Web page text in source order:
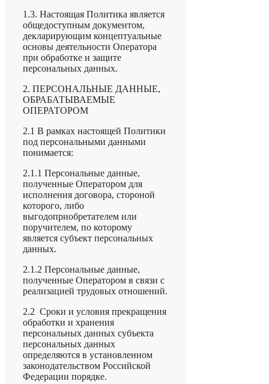
1.3. Настоящая Политика является
общедоступным документом,
декларирующим концептуальные
основы деятельности Оператора
при обработке и защите
персональных данных.
2. ПЕРСОНАЛЬНЫЕ ДАННЫЕ,
ОБРАБАТЫВАЕМЫЕ
ОПЕРАТОРОМ
2.1 В рамках настоящей Политики
под персональными данными
понимается:
2.1.1 Персональные данные,
полученные Оператором для
исполнения договора, стороной
которого, либо
выгодоприобретателем или
поручителем, по которому
является субъект персональных
данных.
2.1.2 Персональные данные,
полученные Оператором в связи с
реализацией трудовых отношений.
2.2 Сроки и условия прекращения
обработки и хранения
персональных данных субъекта
персональных данных
определяются в установленном
законодательством Российской
Федерации порядке.